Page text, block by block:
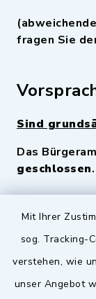
Mit Ihrer
sog. Tracking-
verstehen, wie
unser Angebot
fragen Sie
Sind
Das
geschlossen.
Zenngrund